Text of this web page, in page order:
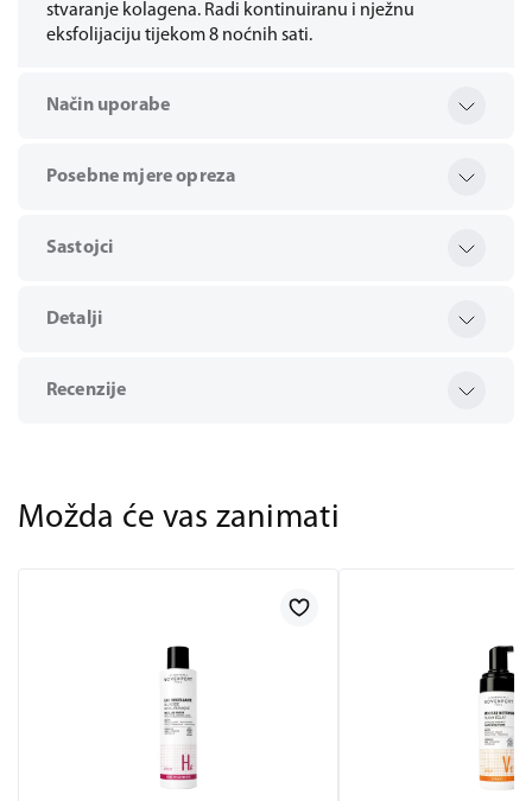
stvaranje kolagena. Radi kontinuiranu i nježnu
eksfolijaciju tijekom 8 noćnih sati.
Način uporabe
Posebne mjere opreza
Sastojci
Detalji
Recenzije
Možda će vas zanimati